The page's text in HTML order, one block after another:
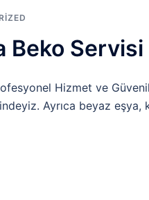
Beko
Hizmet ve
Ayrıca beyaz